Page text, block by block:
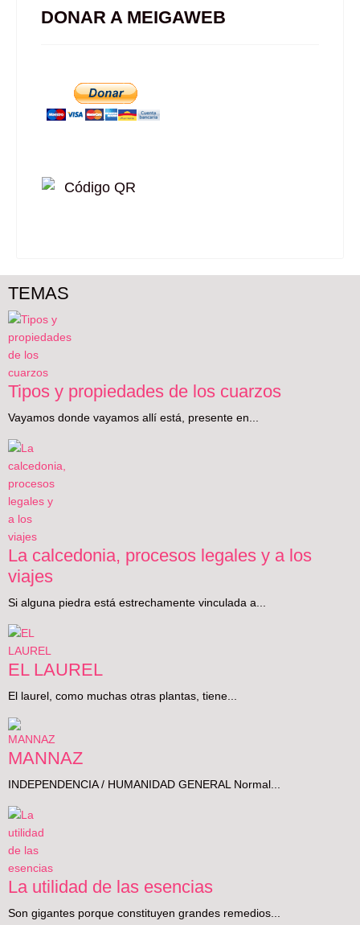
DONAR A MEIGAWEB
TEMAS
Tipos y propiedades de los cuarzos
Vayamos donde vayamos allí está, presente en...
La calcedonia, procesos legales y a los
viajes
Si alguna piedra está estrechamente vinculada a...
EL LAUREL
El laurel, como muchas otras plantas, tiene...
MANNAZ
INDEPENDENCIA / HUMANIDAD GENERAL Normal...
La utilidad de las esencias
Son gigantes porque constituyen grandes remedios...